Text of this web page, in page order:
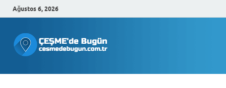
Ağustos 6, 2026
Bugün